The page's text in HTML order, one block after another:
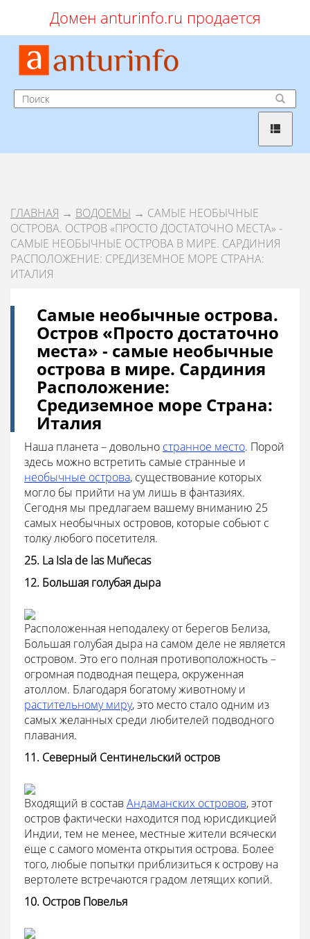
Домен anturinfo.ru продается
ГЛАВНАЯ → ВОДОЕМЫ → САМЫЕ НЕОБЫЧНЫЕ
ОСТРОВА. ОСТРОВ «ПРОСТО ДОСТАТОЧНО МЕСТА» -
САМЫЕ НЕОБЫЧНЫЕ ОСТРОВА В МИРЕ. САРДИНИЯ
РАСПОЛОЖЕНИЕ: СРЕДИЗЕМНОЕ МОРЕ СТРАНА:
ИТАЛИЯ
Самые необычные острова.
Остров «Просто достаточно
места» - самые необычные
острова в мире. Сардиния
Расположение:
Средиземное море Страна:
Италия
Наша планета – довольно странное место. Порой
здесь можно встретить самые странные и
необычные острова, существование которых
могло бы прийти на ум лишь в фантазиях.
Сегодня мы предлагаем вашему вниманию 25
самых необычных островов, которые собьют с
толку любого посетителя.
25. La Isla de las Muñecas
12. Большая голубая дыра
Расположенная неподалеку от берегов Белиза,
Большая голубая дыра на самом деле не является
островом. Это его полная противоположность –
огромная подводная пещера, окруженная
атоллом. Благодаря богатому животному и
растительному миру, это место стало одним из
самых желанных среди любителей подводного
плавания.
11. Северный Сентинельский остров
Входящий в составАндаманских островов, этот
остров фактически находится под юрисдикцией
Индии, тем не менее, местные жители всячески
еще с самого момента открытия острова. Более
того, любые попытки приблизиться к острову на
вертолете встречаются градом летящих копий.
10. Остров Повелья